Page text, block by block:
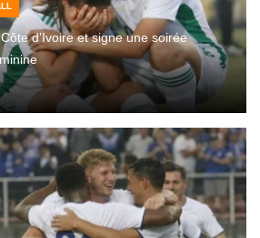
d’Ivoire et signe une soirée